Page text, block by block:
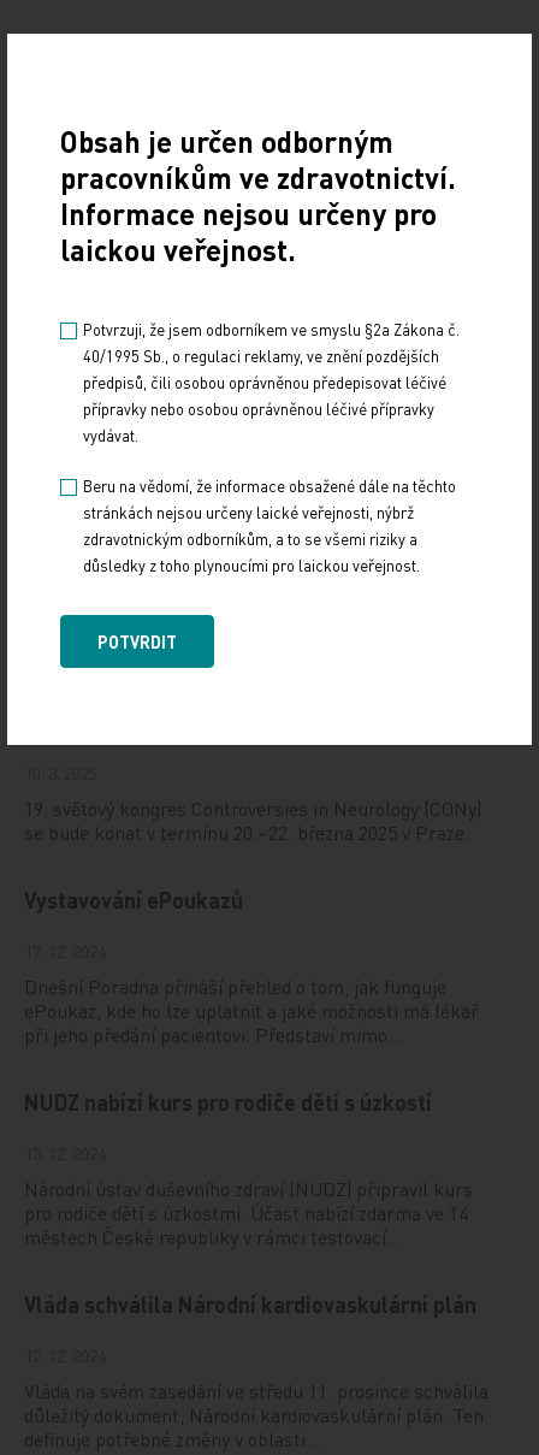
Zdroj: ČTK
Sdílejte článek
19. světový kongres Controversies in Neurology (CONy)
se bude konat v termínu 20.–22. března 2025 v Praze.
Vystavování ePoukazů
Dnešní Poradna přináší přehled o tom, jak funguje
ePoukaz, kde ho lze uplatnit a jaké možnosti má lékař
při jeho předání pacientovi. Představí mimo…
NUDZ nabízí kurs pro rodiče dětí s úzkostí
Národní ústav duševního zdraví (NUDZ) připravil kurs
pro rodiče dětí s úzkostmi. Účast nabízí zdarma ve 14
městech České republiky v rámci testovací…
Vláda schválila Národní kardiovaskulární plán
Vláda na svém zasedání ve středu 11. prosince schválila
důležitý dokument, Národní kardiovaskulární plán. Ten
definuje potřebné změny v oblasti…
Obsah je určen odborným
pracovníkům ve zdravotnictví.
Informace nejsou určeny pro
laickou veřejnost.
Potvrzuji, že jsem odborníkem ve smyslu §2a Zákona č.
40/1995 Sb., o regulaci reklamy, ve znění pozdějších
předpisů, čili osobou oprávněnou předepisovat léčivé
přípravky nebo osobou oprávněnou léčivé přípravky
vydávat.
Beru na vědomí, že informace obsažené dále na těchto
stránkách nejsou určeny laické veřejnosti, nýbrž
zdravotnickým odborníkům, a to se všemi riziky a
důsledky z toho plynoucími pro laickou veřejnost.
POTVRDIT